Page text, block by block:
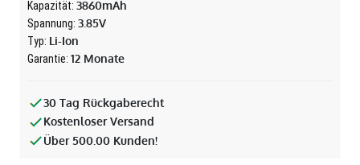
Kapazität: 3860mAh
Spannung: 3.85V
Typ: Li-Ion
Garantie: 12 Monate
30 Tag Rückgaberecht
Kostenloser Versand
Über 500.00 Kunden!